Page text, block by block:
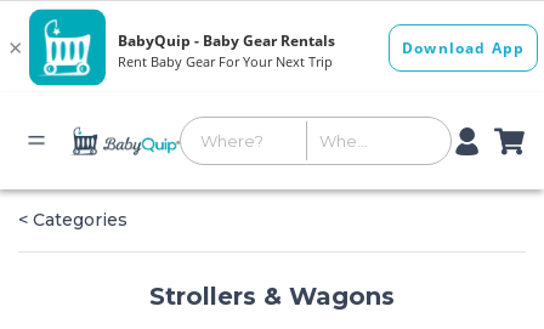
< Categories
Strollers & Wagons